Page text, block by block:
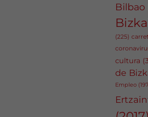
Bilbao
(225)
cultura
de
Empleo